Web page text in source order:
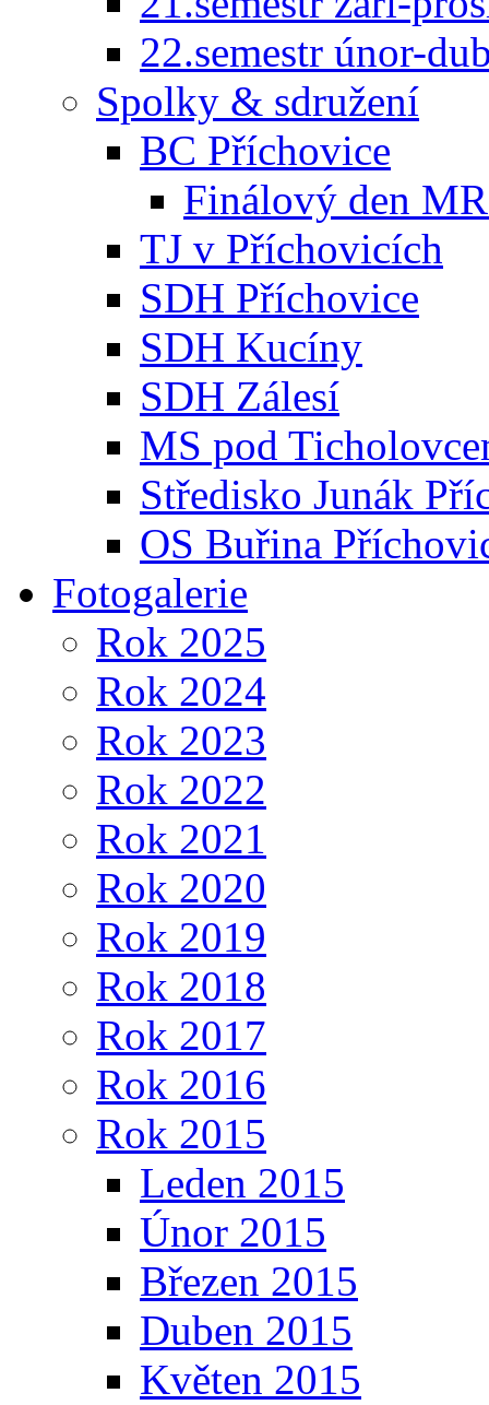
22.semestr únor-
Spolky & sdružení
BC Příchovice
Finálový den
TJ v Příchovicích
SDH Příchovice
SDH Kucíny
SDH Zálesí
MS pod
Středisko Junák
OS Buřina
Fotogalerie
Rok 2025
Rok 2024
Rok 2023
Rok 2022
Rok 2021
Rok 2020
Rok 2019
Rok 2018
Rok 2017
Rok 2016
Rok 2015
Leden 2015
Únor 2015
Březen 2015
Duben 2015
Květen 2015